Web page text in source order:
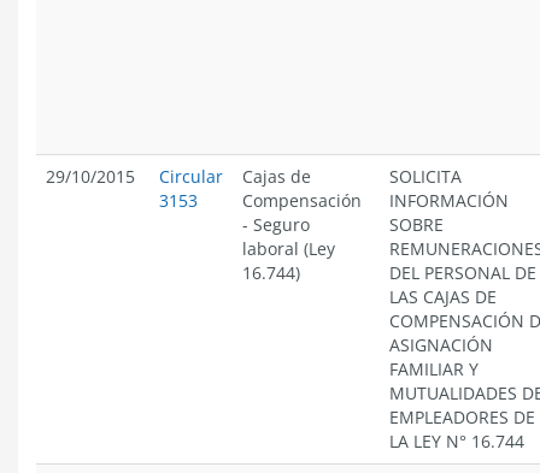
29/10/2015
Circular
3153
Cajas de
Compensación
- Seguro
laboral (Ley
16.744)
SOLICITA
INFORMACIÓN
SOBRE
DEL PERSONAL DE
LAS CAJAS DE
COMPENSACIÓN
ASIGNACIÓN
FAMILIAR Y
MUTUALIDADES
EMPLEADORES DE
LA LEY N° 16.744